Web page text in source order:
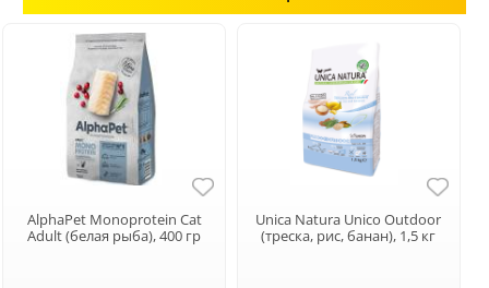
AlphaPet Monoprotein Cat
Adult (белая рыба), 400 гр
Unica Natura Unico Outdoor
(треска, рис, банан), 1,5 кг